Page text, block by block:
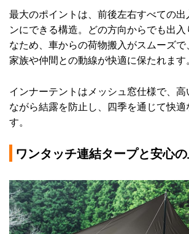
最大のポイントは、前後左右すべての
ンにできる構造。どの方向からでも出
なため、車からの荷物搬入がスムーズ
家族や仲間との動線が快適に保たれます。
インナーテントはメッシュ窓仕様で、
ながら結露を防止し、四季を通じて快適
す。
ワンタッチ連結タープと安心